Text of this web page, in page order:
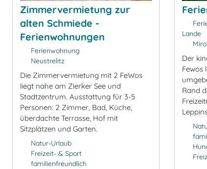
Zimmervermietung zur
alten Schmiede -
Ferienwohnungen
Ferienwohnung
Neustrelitz
Die Zimmervermietung mit 2 FeWos
liegt nahe am Zierker See und
Stadtzentrum. Ausstattung für 3-5
Personen: 2 Zimmer, Bad, Küche,
überdachte Terrasse, Hof mit
Sitzplätzen und Garten.
Natur-Urlaub
Freizeit- & Sport
familienfreundlich
Lande
Der
Fewos
Rand